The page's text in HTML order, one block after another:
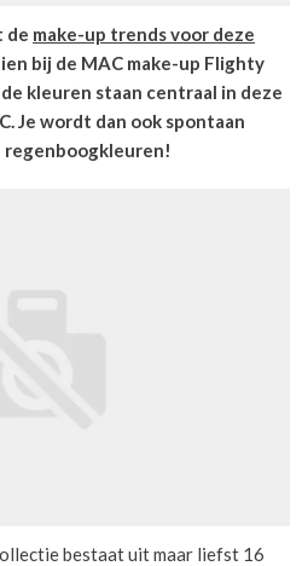
de make-up trends voor deze
bij de MAC make-up Flighty
kleuren staan centraal in deze
Je wordt dan ook spontaan
regenboogkleuren!
bestaat uit maar liefst 16